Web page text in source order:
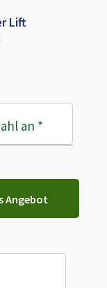
Lift
an *
Angebot